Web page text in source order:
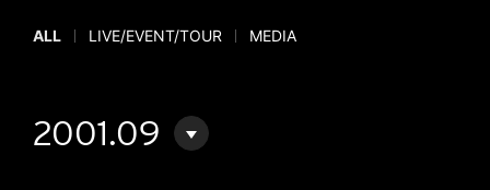
ALL LIVE/EVENT/TOUR MEDIA
2001.09